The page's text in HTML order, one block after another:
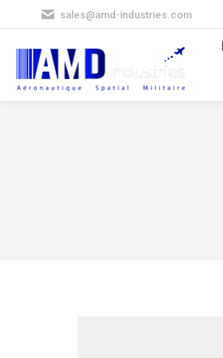
sales@amd-industries.com